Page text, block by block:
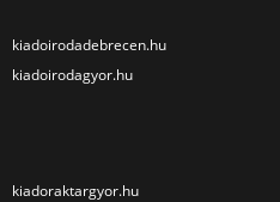
kiadoirodadebrecen.hu
kiadoirodagyor.hu
kiadoraktargyor.hu